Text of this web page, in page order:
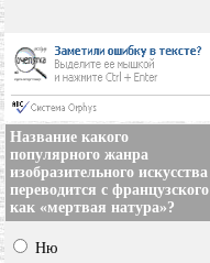
Название какого
популярного жанра
изобразительного искусства
переводится с французского
как «мертвая натура»?
Ню